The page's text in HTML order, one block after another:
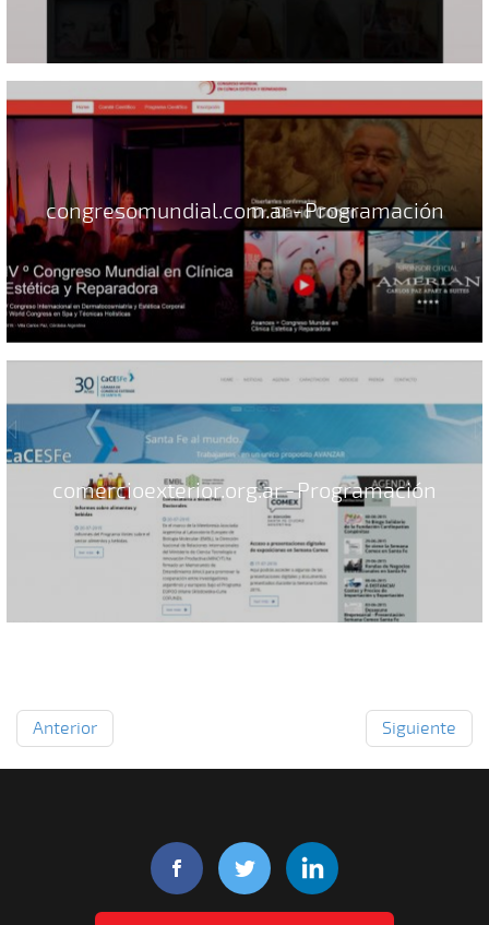
congresomundial.com.ar - Programación
comercioexterior.org.ar - Programación
Anterior Siguiente